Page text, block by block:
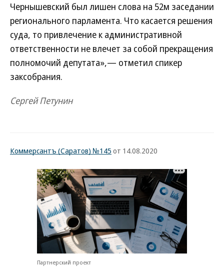
Чернышевский был лишен слова на 52м заседании
регионального парламента. Что касается решения
суда, то привлечение к административной
ответственности не влечет за собой прекращения
полномочий депутата»,— отметил спикер
заксобрания.
Сергей Петунин
Коммерсантъ (Саратов) №145 от 14.08.2020
Партнерский проект